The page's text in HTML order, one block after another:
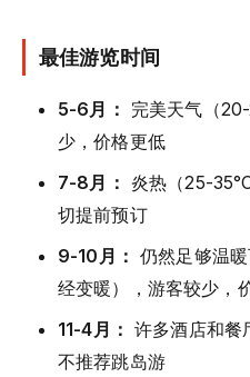
最佳游览时间
5-6月： 完美天气（
少，价格更低
7-8月： 炎热（25-
切提前预订
9-10月： 仍然足够温
经变暖），游客较少，
11-4月： 许多酒店和
不推荐跳岛游